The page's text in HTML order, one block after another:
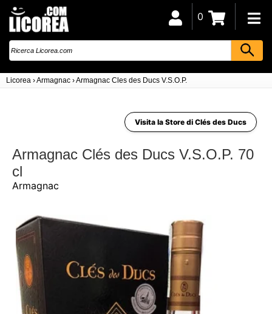
Licorea ›Armagnac ›Armagnac Cles des Ducs V.S.O.P.
0
Visita la Store di Clés des Ducs
Armagnac Clés des Ducs V.S.O.P. 70
cl
Armagnac